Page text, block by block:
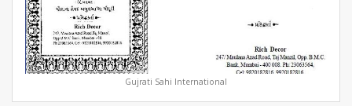
Gujrati Sahi International